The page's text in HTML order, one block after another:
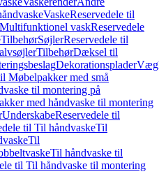
VaskeReservedele til
Multifunktionel vaskReservedele
TilbehørSøjlerReservedele til
TilbehørDæksel til
Dekorationsplader
Møbelpakker med små
til montering på
med håndvaske til montering
UnderskabeReservedele til
til Til håndvaskeTil
Til
Til håndvaske til
til Til håndvaske til montering